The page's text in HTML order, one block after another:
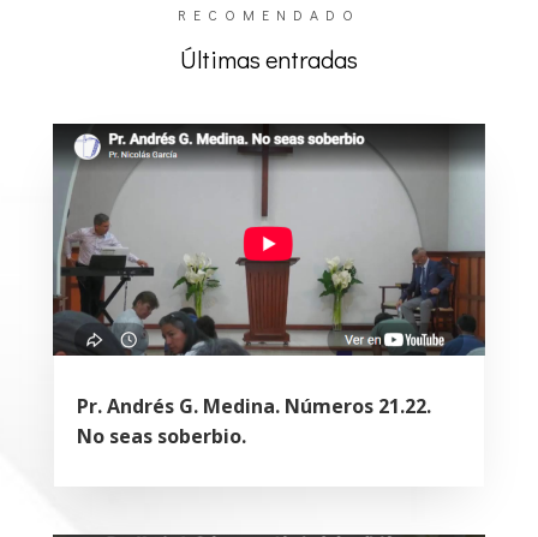
RECOMENDADO
Últimas entradas
Pr. Andrés G. Medina. Números 21.22.
No seas soberbio.